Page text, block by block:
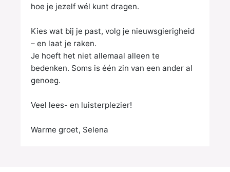
hoe je jezelf wél kunt dragen.
Kies wat bij je past, volg je nieuwsgierigheid
– en laat je raken.
Je hoeft het niet allemaal alleen te
bedenken. Soms is één zin van een ander al
genoeg.
Veel lees- en luisterplezier!
Warme groet, Selena